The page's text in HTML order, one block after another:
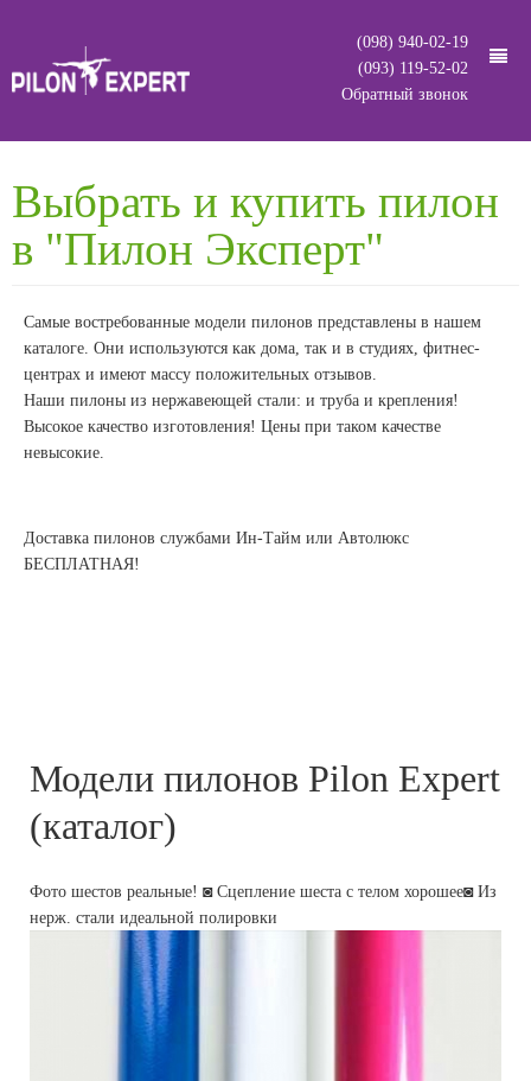
(098) 940-02-19
(093) 119-52-02
Обратный звонок
Выбрать и купить пилон
в "Пилон Эксперт"
Самые востребованные модели пилонов представлены в нашем
каталоге. Они используются как дома, так и в студиях, фитнес-
центрах и имеют массу положительных отзывов.
Наши пилоны из нержавеющей стали: и труба и крепления!
Высокое качество изготовления! Цены при таком качестве
невысокие.
Доставка пилонов службами Ин-Тайм или Автолюкс
БЕСПЛАТНАЯ!
Модели пилонов Pilon Expert
(каталог)
Фото шестов реальные! ◙ Сцепление шеста с телом хорошее◙ Из
нерж. стали идеальной полировки
Пилоны
Все модели
Cтатика (не крутятся)
Несъемные (стационарные)
Доставка
Вопросы
Контакты